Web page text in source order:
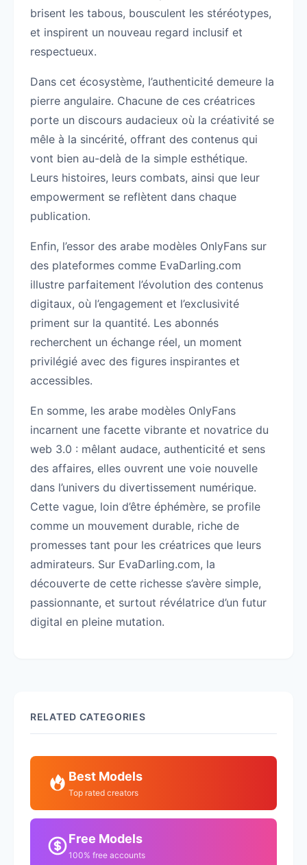
brisent les tabous, bousculent les stéréotypes,
et inspirent un nouveau regard inclusif et
respectueux.
Dans cet écosystème, l’authenticité demeure la
pierre angulaire. Chacune de ces créatrices
porte un discours audacieux où la créativité se
mêle à la sincérité, offrant des contenus qui
vont bien au-delà de la simple esthétique.
Leurs histoires, leurs combats, ainsi que leur
empowerment se reflètent dans chaque
publication.
Enfin, l’essor des arabe modèles OnlyFans sur
des plateformes comme EvaDarling.com
illustre parfaitement l’évolution des contenus
digitaux, où l’engagement et l’exclusivité
priment sur la quantité. Les abonnés
recherchent un échange réel, un moment
privilégié avec des figures inspirantes et
accessibles.
En somme, les arabe modèles OnlyFans
incarnent une facette vibrante et novatrice du
web 3.0 : mêlant audace, authenticité et sens
des affaires, elles ouvrent une voie nouvelle
dans l’univers du divertissement numérique.
Cette vague, loin d’être éphémère, se profile
comme un mouvement durable, riche de
promesses tant pour les créatrices que leurs
admirateurs. Sur EvaDarling.com, la
découverte de cette richesse s’avère simple,
passionnante, et surtout révélatrice d’un futur
digital en pleine mutation.
RELATED CATEGORIES
Best Models
Top rated creators
Free Models
100% free accounts